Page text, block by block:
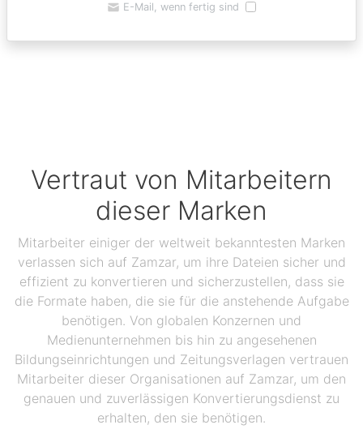
E-Mail, wenn fertig sind
Vertraut von Mitarbeitern
dieser Marken
Mitarbeiter einiger der weltweit bekanntesten Marken
verlassen sich auf Zamzar, um ihre Dateien sicher und
effizient zu konvertieren und sicherzustellen, dass sie
die Formate haben, die sie für die anstehende Aufgabe
benötigen. Von globalen Konzernen und
Medienunternehmen bis hin zu angesehenen
Bildungseinrichtungen und Zeitungsverlagen vertrauen
Mitarbeiter dieser Organisationen auf Zamzar, um den
genauen und zuverlässigen Konvertierungsdienst zu
erhalten, den sie benötigen.